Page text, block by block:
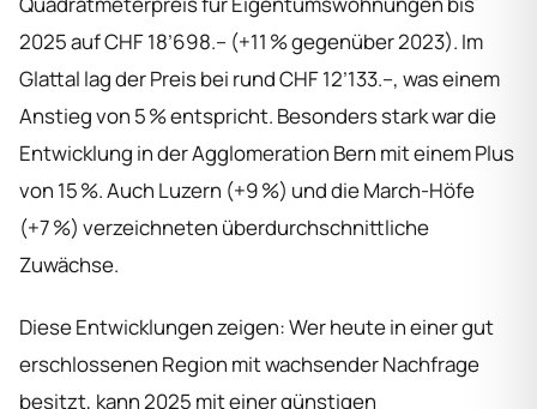
2025 auf CHF 18’698.– (+11 % gegenüber 2023). Im
Glattal lag der Preis bei rund CHF 12’133.–, was einem
Anstieg von 5 % entspricht. Besonders stark war die
Entwicklung in der Agglomeration Bern mit einem Plus
von 15 %. Auch Luzern (+9 %) und die March-Höfe
(+7 %) verzeichneten überdurchschnittliche
Zuwächse.
Diese Entwicklungen zeigen: Wer heute in einer gut
erschlossenen Region mit wachsender Nachfrage
besitzt, kann 2025 mit einer günstigen